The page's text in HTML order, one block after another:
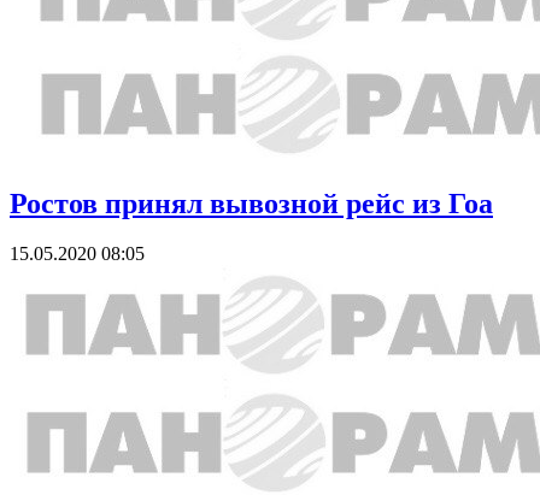
Ростов принял вывозной рейс из Гоа
15.05.2020 08:05